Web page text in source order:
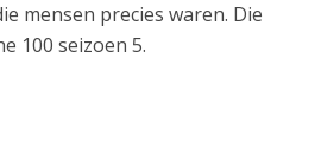
mensen precies waren. Die
100 seizoen 5.